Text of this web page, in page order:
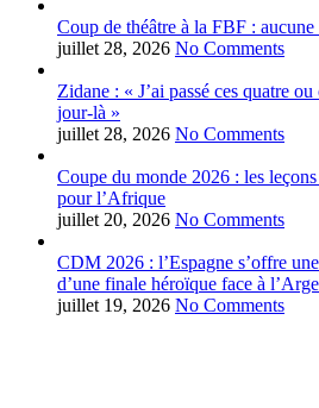
Coup de théâtre à la FBF :
juillet 28, 2026 No Comments
Zidane : « J’ai passé ces quatre
jour-là »
juillet 28, 2026 No Comments
Coupe du monde 2026 : les
pour l’Afrique
juillet 20, 2026 No Comments
CDM 2026 : l’Espagne s’offre
d’une finale héroïque face à
juillet 19, 2026 No Comments